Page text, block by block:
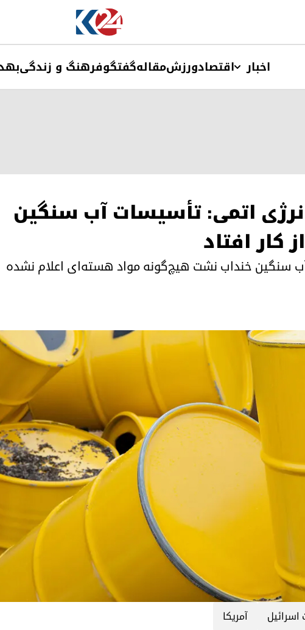
اخبار اقتصادورزشمقالهگفتگوفرهنگ و زندگی
اتمی: تأسیسات آب سنگین
کار افتاد
سنگین خنداب نشت هیچ‌گونه مواد هسته‌ای اعلام‌ نشده
آمریکا